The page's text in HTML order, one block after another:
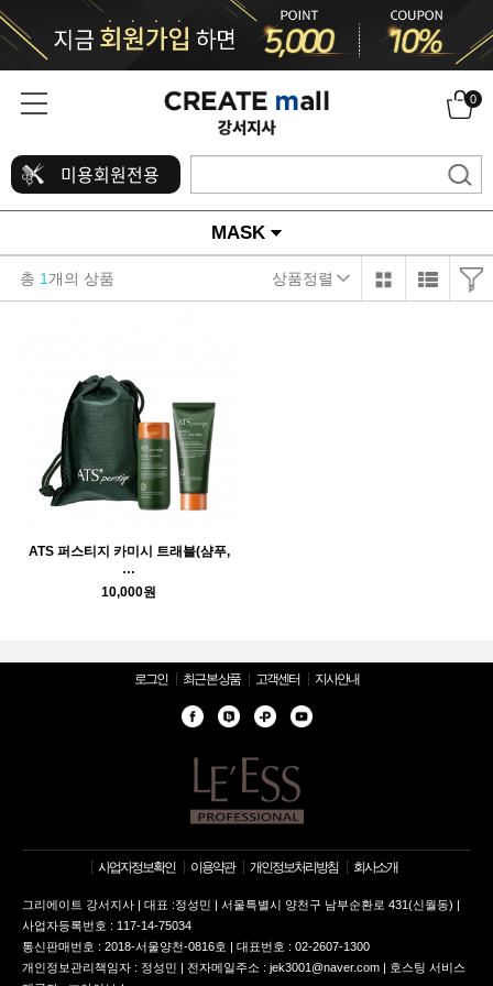
0
미용회원전용
MASK
총 1개의 상품 상품정렬
ATS 퍼스티지 카미시 트래블(샴푸,
…
10,000원
로그인 최근 본 상품 고객센터 지사안내
사업자정보확인 이용약관 개인정보처리방침 회사소개
그리에이트 강서지사 | 대표 :정성민 | 서울특별시 양천구 남부순환로 431(신월동) |
사업자등록번호 : 117-14-75034
통신판매번호 : 2018-서울양천-0816호 | 대표번호 : 02-2607-1300
개인정보관리책임자 : 정성민 | 전자메일주소 : jek3001@naver.com | 호스팅 서비스